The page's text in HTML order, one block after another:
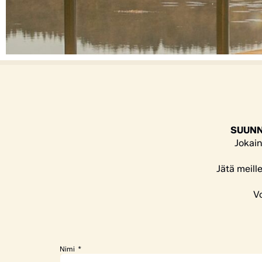
Jätä
Nimi